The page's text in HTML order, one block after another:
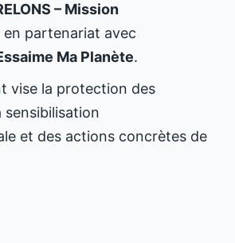
– Mission
en partenariat avec
Ma Planète.
vise la protection des
sensibilisation
et des actions concrètes de